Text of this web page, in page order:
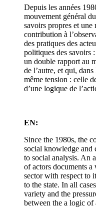
Depuis les années
mouvement général
savoirs propres et une
contribution à
des pratiques des
politiques des savoirs
un double rapport au
de l’autre, et qui,
même tension : celle
d’une logique de
EN:
Since the 1980s, the
social knowledge and
to social analysis. An
of actors documents
sector with respect to
to the state. In all
variety and the
between the a logic